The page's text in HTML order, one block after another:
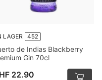
LAGER 452
de Indias Blackberry
Gin 70cl
22.90